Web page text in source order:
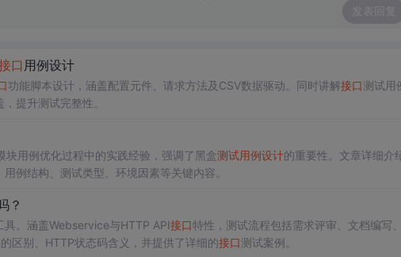
发表回复
口 用例设计
功能脚本设计，涵盖配置元件、请求方法及CSV数据驱动。同时讲解接口测试用
提升测试完整性。
块用例优化过程中的实践经验，强调了黑盒测试用例设计的重要性。文章详细介
例结构、测试类型、环境因素等关键内容。
？
。涵盖Webservice与HTTP API接口特性，测试流程包括需求评审、文档编写、
区别、HTTP状态码含义，并提供了详细的接口测试案例。